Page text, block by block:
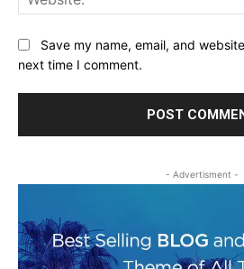
Save my name, email, and
next time I comment.
- Advertisment -